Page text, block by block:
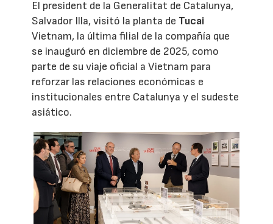
El president de la Generalitat de Catalunya,
Salvador Illa, visitó la planta de Tucai
Vietnam, la última filial de la compañía que
se inauguró en diciembre de 2025, como
parte de su viaje oficial a Vietnam para
reforzar las relaciones económicas e
institucionales entre Catalunya y el sudeste
asiático.